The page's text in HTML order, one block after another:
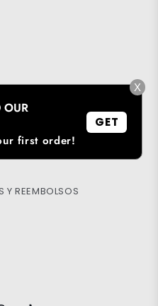
Y REEMBOLSOS
X
first order!
GET